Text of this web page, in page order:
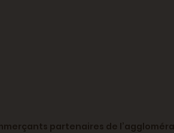
partenaires de